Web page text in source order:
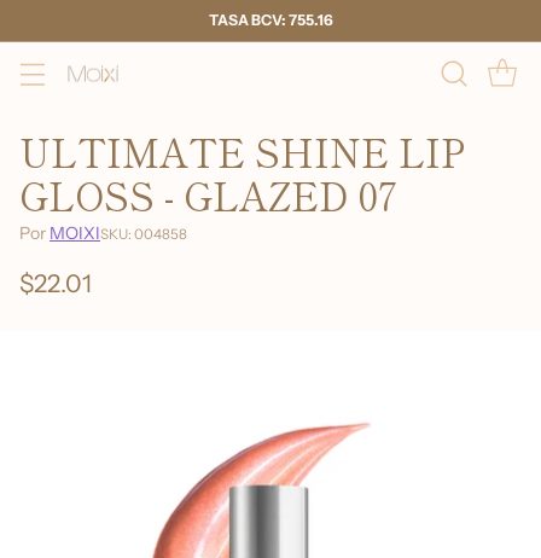
TASA BCV: 755.16
ULTIMATE SHINE LIP
GLOSS - GLAZED 07
Por MOIXISKU: 004858
Precio
$22.01